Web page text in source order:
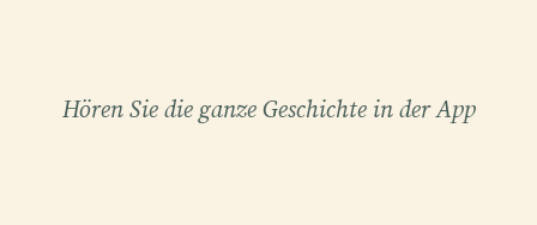
Hören Sie die ganze Geschichte in der App